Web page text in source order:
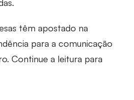
têm apostado na
para a comunicação
Continue a leitura para